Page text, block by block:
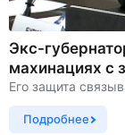
Экс-
махинациях с
Его защита
Подробнее